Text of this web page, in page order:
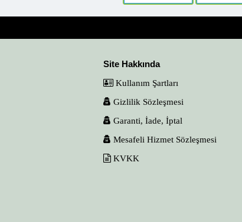
Site Hakkında
Kullanım Şartları
Gizlilik Sözleşmesi
Garanti, İade, İptal
Mesafeli Hizmet Sözleşmesi
KVKK